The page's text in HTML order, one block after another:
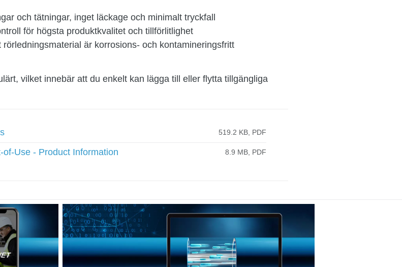
och tätningar, inget läckage och minimalt tryckfall
för högsta produktkvalitet och tillförlitlighet
rörledningsmaterial är korrosions- och kontamineringsfritt
vilket innebär att du enkelt kan lägga till eller flytta tillgängliga
519.2 KB, PDF
Use - Product Information 8.9 MB, PDF